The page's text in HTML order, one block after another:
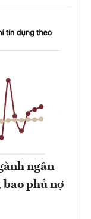
ngân
phủ nợ